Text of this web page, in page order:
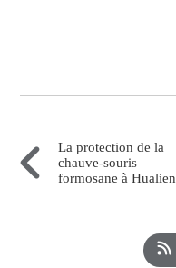
La protection de la
chauve-souris
formosane à Hualien